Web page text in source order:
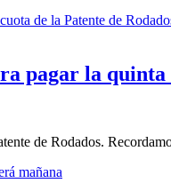
pagar la
de Rodados.